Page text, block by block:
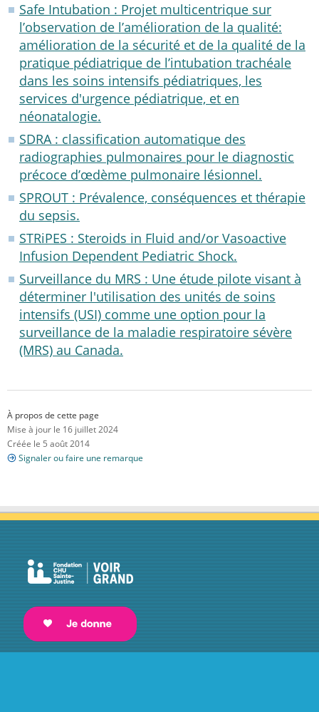
Safe Intubation : Projet multicentrique sur
l’observation de l’amélioration de la qualité:
amélioration de la sécurité et de la qualité de la
pratique pédiatrique de l’intubation trachéale
dans les soins intensifs pédiatriques, les
services d'urgence pédiatrique, et en
néonatalogie.
SDRA : classification automatique des
radiographies pulmonaires pour le diagnostic
précoce d’œdème pulmonaire lésionnel.
SPROUT : Prévalence, conséquences et thérapie
du sepsis.
STRiPES : Steroids in Fluid and/or Vasoactive
Infusion Dependent Pediatric Shock.
Surveillance du MRS : Une étude pilote visant à
déterminer l'utilisation des unités de soins
intensifs (USI) comme une option pour la
surveillance de la maladie respiratoire sévère
(MRS) au Canada.
À propos de cette page
Mise à jour le 16 juillet 2024
Créée le 5 août 2014
Signaler ou faire une remarque